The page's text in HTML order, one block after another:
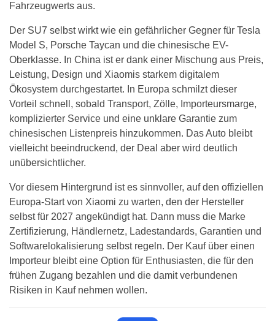
Fahrzeugwerts aus.
Der SU7 selbst wirkt wie ein gefährlicher Gegner für Tesla
Model S, Porsche Taycan und die chinesische EV-
Oberklasse. In China ist er dank einer Mischung aus Preis,
Leistung, Design und Xiaomis starkem digitalem
Ökosystem durchgestartet. In Europa schmilzt dieser
Vorteil schnell, sobald Transport, Zölle, Importeursmarge,
komplizierter Service und eine unklare Garantie zum
chinesischen Listenpreis hinzukommen. Das Auto bleibt
vielleicht beeindruckend, der Deal aber wird deutlich
unübersichtlicher.
Vor diesem Hintergrund ist es sinnvoller, auf den offiziellen
Europa-Start von Xiaomi zu warten, den der Hersteller
selbst für 2027 angekündigt hat. Dann muss die Marke
Zertifizierung, Händlernetz, Ladestandards, Garantien und
Softwarelokalisierung selbst regeln. Der Kauf über einen
Importeur bleibt eine Option für Enthusiasten, die für den
frühen Zugang bezahlen und die damit verbundenen
Risiken in Kauf nehmen wollen.